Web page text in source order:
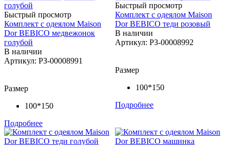
Быстрый просмотр
Комплект с одеялом Maison
Dor BEBICO медвежонок
голубой
В наличии
Артикул: РЗ-00008991
Размер
100*150
Подробнее
Быстрый просмотр
Комплект с одеялом Maison
Dor BEBICO теди розовый
В наличии
Артикул: РЗ-00008992
Размер
100*150
Подробнее